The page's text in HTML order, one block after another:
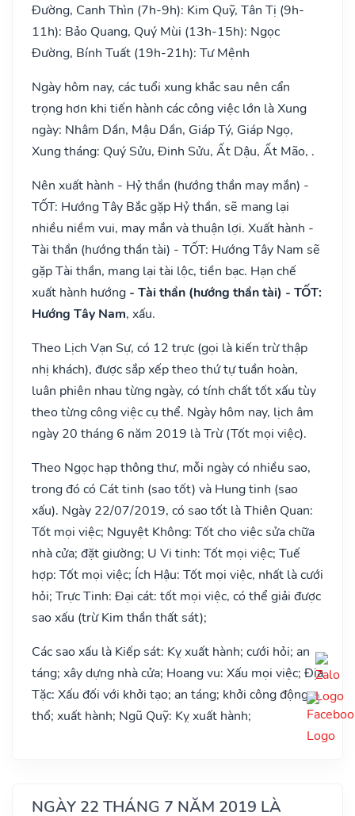
Đường, Canh Thìn (7h-9h): Kim Quỹ, Tân Tị (9h-
11h): Bảo Quang, Quý Mùi (13h-15h): Ngọc
Đường, Bính Tuất (19h-21h): Tư Mệnh
Ngày hôm nay, các tuổi xung khắc sau nên cẩn
trọng hơn khi tiến hành các công việc lớn là Xung
ngày: Nhâm Dần, Mậu Dần, Giáp Tý, Giáp Ngọ,
Xung tháng: Quý Sửu, Đinh Sửu, Ất Dậu, Ất Mão, .
Nên xuất hành - Hỷ thần (hướng thần may mắn) -
TỐT: Hướng Tây Bắc gặp Hỷ thần, sẽ mang lại
nhiều niềm vui, may mắn và thuận lợi. Xuất hành -
Tài thần (hướng thần tài) - TỐT: Hướng Tây Nam sẽ
gặp Tài thần, mang lại tài lộc, tiền bạc. Hạn chế
xuất hành hướng - Tài thần (hướng thần tài) - TỐT:
Hướng Tây Nam, xấu.
Theo Lịch Vạn Sự, có 12 trực (gọi là kiến trừ thập
nhị khách), được sắp xếp theo thứ tự tuần hoàn,
luân phiên nhau từng ngày, có tính chất tốt xấu tùy
theo từng công việc cụ thể. Ngày hôm nay, lịch âm
ngày 20 tháng 6 năm 2019 là Trừ (Tốt mọi việc).
Theo Ngọc hạp thông thư, mỗi ngày có nhiều sao,
trong đó có Cát tinh (sao tốt) và Hung tinh (sao
xấu). Ngày 22/07/2019, có sao tốt là Thiên Quan:
Tốt mọi việc; Nguyệt Không: Tốt cho việc sửa chữa
nhà cửa; đặt giường; U Vi tinh: Tốt mọi việc; Tuế
hợp: Tốt mọi việc; Ích Hậu: Tốt mọi việc, nhất là cưới
hỏi; Trực Tinh: Đại cát: tốt mọi việc, có thể giải được
sao xấu (trừ Kim thần thất sát);
Các sao xấu là Kiếp sát: Kỵ xuất hành; cưới hỏi; an
táng; xây dựng nhà cửa; Hoang vu: Xấu mọi việc; Địa
Tặc: Xấu đối với khởi tạo; an táng; khởi công động
thổ; xuất hành; Ngũ Quỹ: Kỵ xuất hành;
NGÀY 22 THÁNG 7 NĂM 2019 LÀ